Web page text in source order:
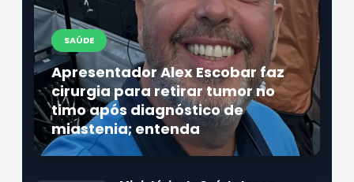
SAÚDE
Apresentador Alex Escobar faz
cirurgia para retirar tumor no
timo após diagnóstico de
miastenia; entenda